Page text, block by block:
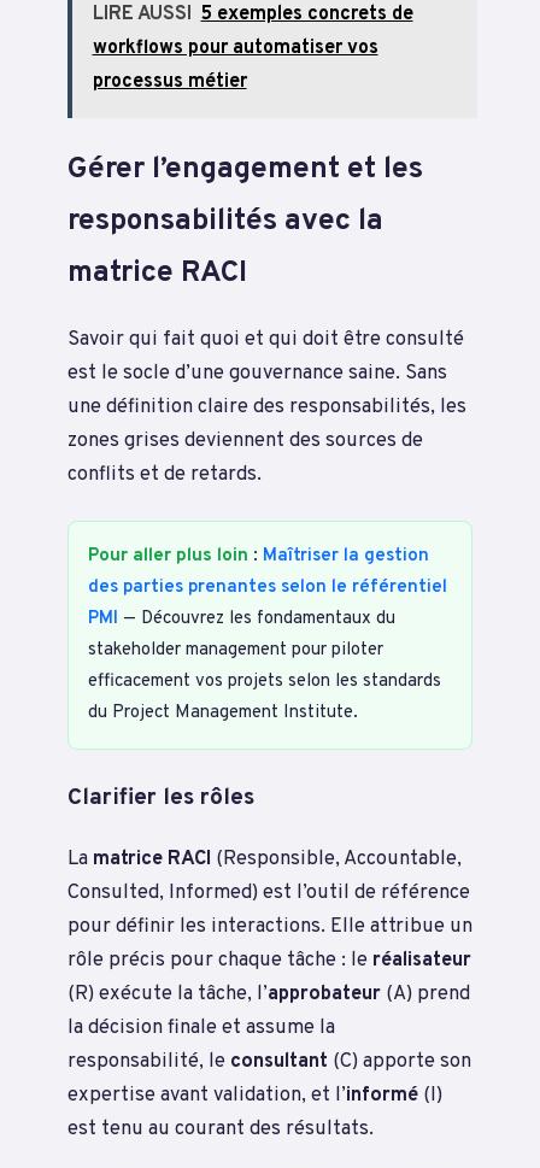
LIRE AUSSI 5 exemples concrets de
workflows pour automatiser vos
processus métier
Gérer l’engagement et les
responsabilités avec la
matrice RACI
Savoir qui fait quoi et qui doit être consulté
est le socle d’une gouvernance saine. Sans
une définition claire des responsabilités, les
zones grises deviennent des sources de
conflits et de retards.
Pour aller plus loin : Maîtriser la gestion
des parties prenantes selon le référentiel
PMI — Découvrez les fondamentaux du
stakeholder management pour piloter
efficacement vos projets selon les standards
du Project Management Institute.
Clarifier les rôles
La matrice RACI (Responsible, Accountable,
Consulted, Informed) est l’outil de référence
pour définir les interactions. Elle attribue un
rôle précis pour chaque tâche : le réalisateur
(R) exécute la tâche, l’approbateur (A) prend
la décision finale et assume la
responsabilité, le consultant (C) apporte son
expertise avant validation, et l’informé (I)
est tenu au courant des résultats.